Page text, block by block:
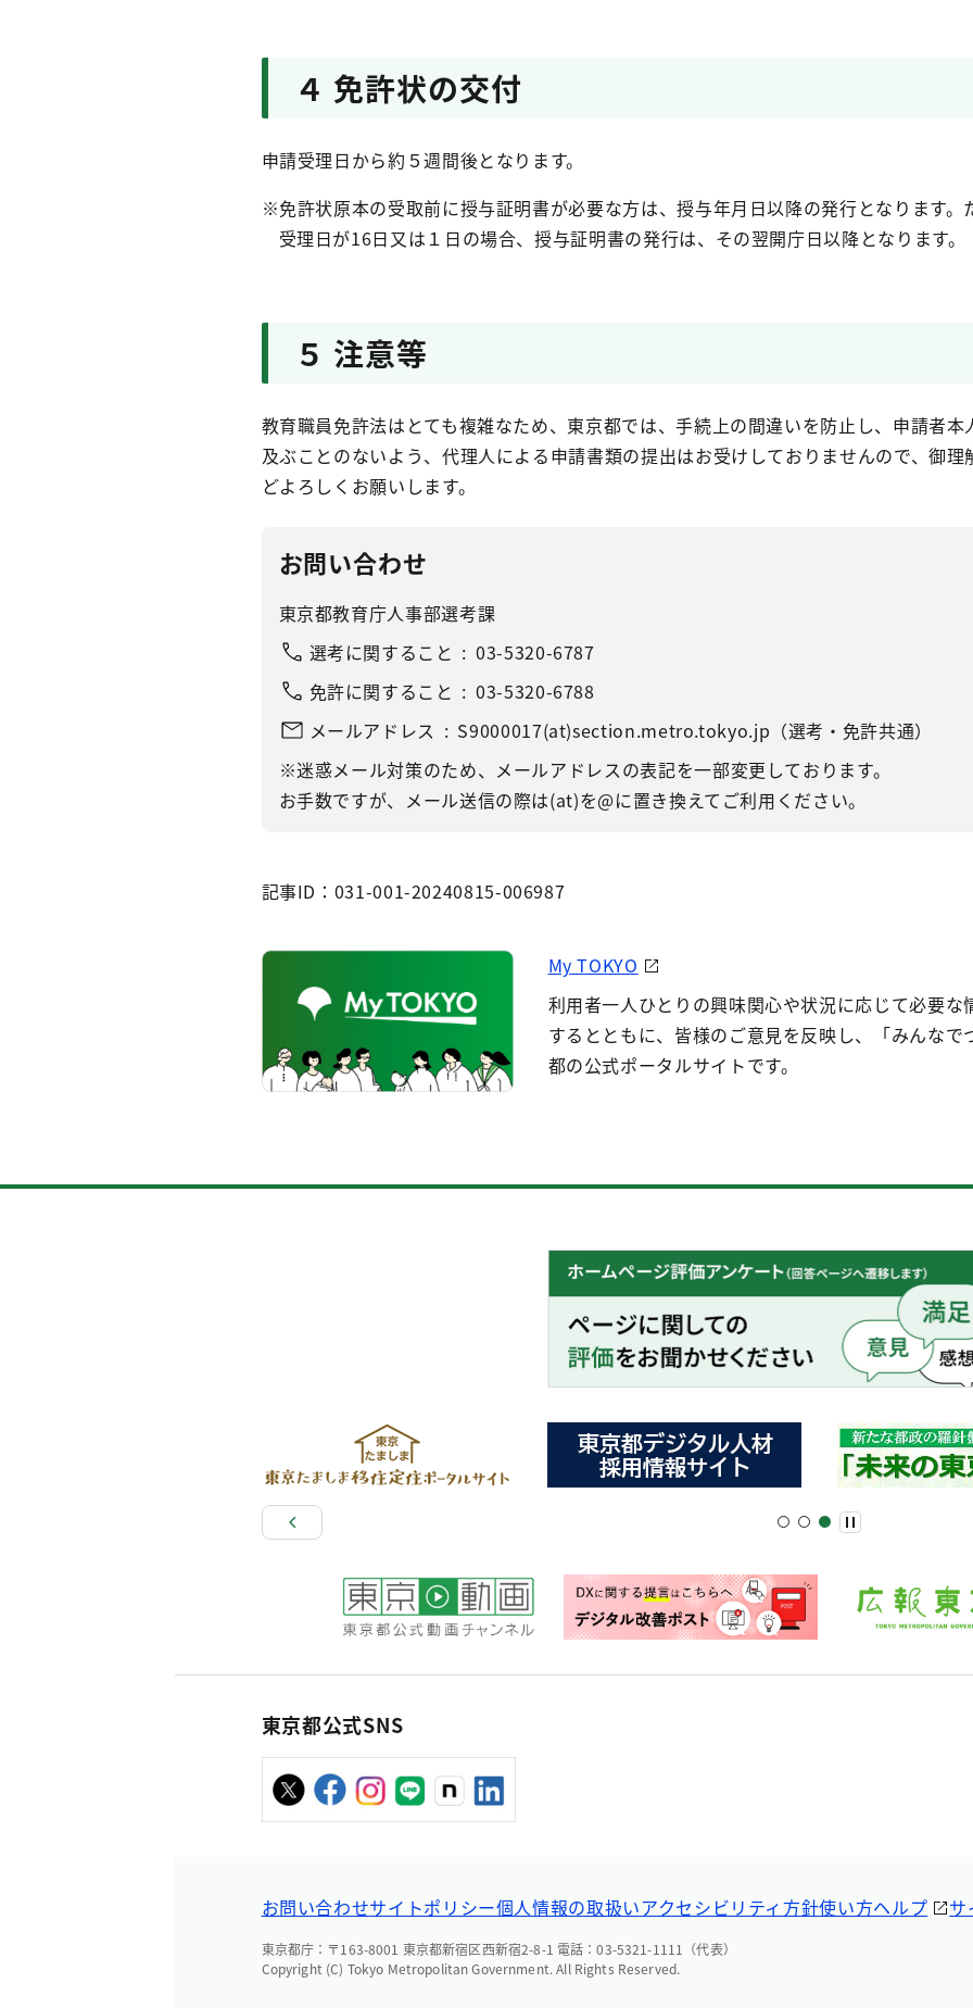
４ 免許状の交付
申請受理日から約５週間後となります。
※免許状原本の受取前に授与証明書が必要な方は、授与年月日以降の発行となります。
受理日が16日又は１日の場合、授与証明書の発行は、その翌開庁日以降となります。
５ 注意等
教育職員免許法はとても複雑なため、東京都では、手続上の間違いを防止し、申請者本
及ぶことのないよう、代理人による申請書類の提出はお受けしておりませんので、御理
どよろしくお願いします。
お問い合わせ
東京都教育庁人事部選考課
選考に関すること
03-5320-6787
免許に関すること
03-5320-6788
メールアドレス
S9000017(at)section.metro.tokyo.jp（選考・免許共通）
※迷惑メール対策のため、メールアドレスの表記を一部変更しております。
お手数ですが、メール送信の際は(at)を@に置き換えてご利用ください。
記事ID：031-001-20240815-006987
My TOKYO
利用者一人ひとりの興味関心や状況に応じて必要な
するとともに、皆様のご意見を反映し、「みんなで
都の公式ポータルサイトです。
東京都公式SNS
お問い合わせサイトポリシー個人情報の取扱いアクセシビリティ方針使い方ヘルプ サ
東京都庁：〒163-8001 東京都新宿区西新宿2-8-1 電話：03-5321-1111（代表）
Copyright (C) Tokyo Metropolitan Government. All Rights Reserved.